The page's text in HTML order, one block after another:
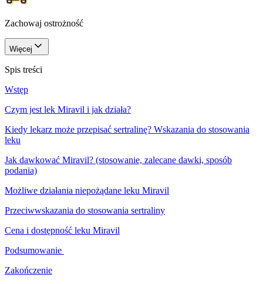
Zachowaj ostrożność
Więcej
Spis treści
Wstęp
Czym jest lek Miravil i jak działa?
Kiedy lekarz może przepisać sertralinę? Wskazania do stosowania
leku
Jak dawkować Miravil? (stosowanie, zalecane dawki, sposób
podania)
Możliwe działania niepożądane leku Miravil
Przeciwwskazania do stosowania sertraliny
Cena i dostępność leku Miravil
Podsumowanie
Zakończenie